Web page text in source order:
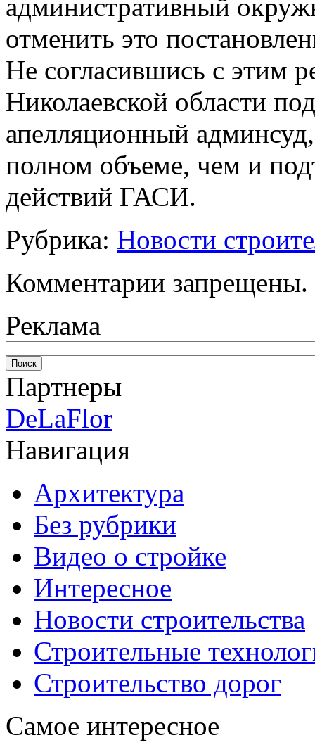
административный
отменить это
Не согласившись с этим
Николаевской области
апелляционный
полном объеме, чем и
действий ГАСИ.
Рубрика: Новости
Комментарии запрещены.
Реклама
Партнеры
DeLaFlor
Навигация
Архитектура
Без рубрики
Видео о стройке
Интересное
Новости строительства
Строительные
Строительство дорог
Самое интересное